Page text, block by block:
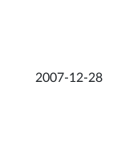
2007-12-28